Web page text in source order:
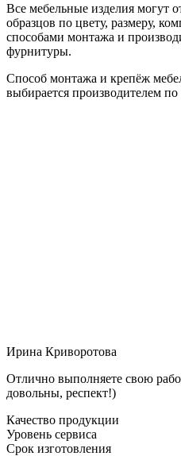
Все мебельные изделия могут
образцов по цвету, размеру,
способами монтажа и
фурнитуры.
Способ монтажа и крепёж
выбирается производителем
Ирина Криворотова
Отлично выполняете свою
довольны, респект!)
Качество продукции
Уровень сервиса
Срок изготовления